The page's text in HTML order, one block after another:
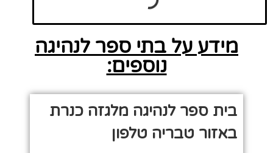
מידע על בתי ספר לנהיגה
נוספים:
בית ספר לנהיגה מלגזה כנרת
באזור טבריה טלפון